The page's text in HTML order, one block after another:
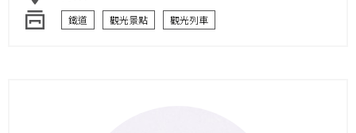
鐵道 觀光景點 觀光列車